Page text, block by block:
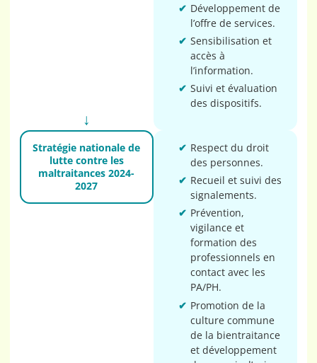
Développement de
l’offre de services.
Sensibilisation et
accès à
l’information.
Suivi et évaluation
des dispositifs.
Stratégie nationale de
lutte contre les
maltraitances 2024-
2027
Respect du droit
des personnes.
Recueil et suivi des
signalements.
Prévention,
vigilance et
formation des
professionnels en
contact avec les
PA/PH.
Promotion de la
culture commune
de la bientraitance
et développement